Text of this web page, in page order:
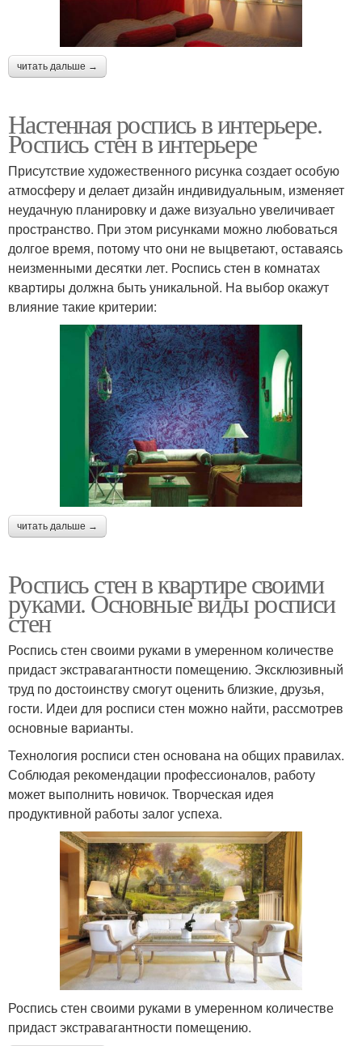
читать дальше →
Настенная роспись в интерьере.
Роспись стен в интерьере
Присутствие художественного рисунка создает особую
атмосферу и делает дизайн индивидуальным, изменяет
неудачную планировку и даже визуально увеличивает
пространство. При этом рисунками можно любоваться
долгое время, потому что они не выцветают, оставаясь
неизменными десятки лет. Роспись стен в комнатах
квартиры должна быть уникальной. На выбор окажут
влияние такие критерии:
читать дальше →
Роспись стен в квартире своими
руками. Основные виды росписи
стен
Роспись стен своими руками в умеренном количестве
придаст экстравагантности помещению. Эксклюзивный
труд по достоинству смогут оценить близкие, друзья,
гости. Идеи для росписи стен можно найти, рассмотрев
основные варианты.
Технология росписи стен основана на общих правилах.
Соблюдая рекомендации профессионалов, работу
может выполнить новичок. Творческая идея
продуктивной работы залог успеха.
Роспись стен своими руками в умеренном количестве
придаст экстравагантности помещению.